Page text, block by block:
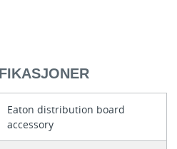
Eaton distribution board
accessory